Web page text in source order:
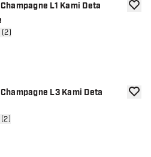
L1 Kami Deta
recensioni
L3 Kami Deta
recensioni